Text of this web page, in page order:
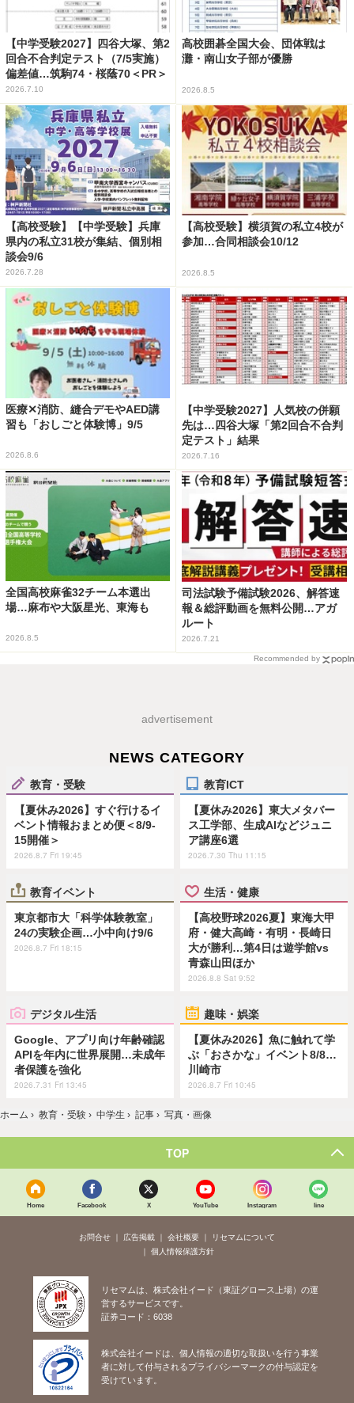
【中学受験2027】四谷大塚、第2
回合不合判定テスト（7/5実施）
偏差値…筑駒74・桜蔭70＜PR＞
2026.7.10
高校囲碁全国大会、団体戦は
灘・南山女子部が優勝
2026.8.5
【高校受験】【中学受験】兵庫
県内の私立31校が集結、個別相
談会9/6
2026.7.28
【高校受験】横須賀の私立4校が
参加…合同相談会10/12
2026.8.5
医療✕消防、縫合デモやAED講
習も「おしごと体験博」9/5
2026.8.6
【中学受験2027】人気校の併願
先は…四谷大塚「第2回合不合判
定テスト」結果
2026.7.16
全国高校麻雀32チーム本選出
場…麻布や大阪星光、東海も
2026.8.5
司法試験予備試験2026、解答速
報＆総評動画を無料公開…アガ
ルート
2026.7.21
Recommended by
advertisement
NEWS CATEGORY
教育・受験
【夏休み2026】すぐ行けるイ
ベント情報おまとめ便＜8/9-
15開催＞
2026.8.7 Fri 19:45
教育ICT
【夏休み2026】東大メタバー
ス工学部、生成AIなどジュニ
ア講座6選
2026.7.30 Thu 11:15
教育イベント
東京都市大「科学体験教室」
24の実験企画…小中向け9/6
2026.8.7 Fri 18:15
生活・健康
【高校野球2026夏】東海大甲
府・健大高崎・有明・長崎日
大が勝利…第4日は遊学館vs
青森山田ほか
2026.8.8 Sat 9:52
デジタル生活
Google、アプリ向け年齢確認
APIを年内に世界展開…未成年
者保護を強化
2026.7.31 Fri 13:45
趣味・娯楽
【夏休み2026】魚に触れて学
ぶ「おさかな」イベント8/8…
川崎市
2026.8.7 Fri 10:45
ホーム › 教育・受験 › 中学生 › 記事 › 写真・画像
TOP
Home Facebook X YouTube Instagram line
お問合せ 広告掲載 会社概要
リセマムについて
個人情報保護方針
リセマムは、株式会社イード（東証グロース上場）の運
営するサービスです。
証券コード：6038
株式会社イードは、個人情報の適切な取扱いを行う事業
者に対して付与されるプライバシーマークの付与認定を
受けています。